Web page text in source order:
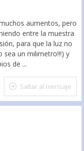
aumentos, pero
entre la muestra
para que la luz no
sea un milimetro!!!) y
de ...
Saltar al mensaje